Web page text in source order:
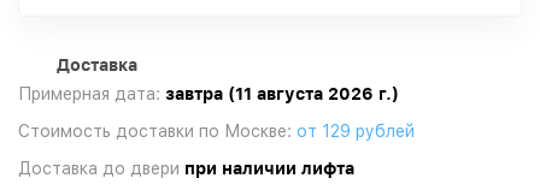
Доставка
Примерная дата: завтра (11 августа 2026 г.)
Стоимость доставки по Москве: от 129 рублей
Доставка до двери при наличии лифта